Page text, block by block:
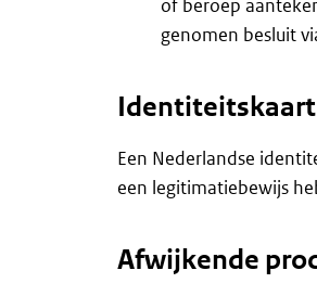
of beroep
genomen besluit
Identiteitskaart
Een Nederlandse
een legitimatiebewijs
Afwijkende